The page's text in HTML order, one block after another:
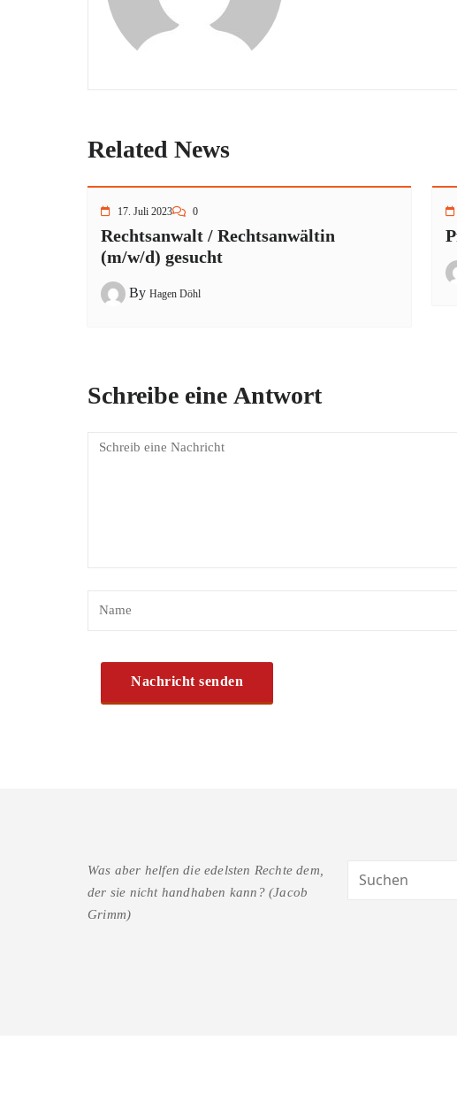
Related News
17. Juli 2023 0
Rechtsanwalt / Rechtsanwältin
(m/w/d) gesucht
By Hagen Döhl
Schreibe eine Antwort
Was aber helfen die edelsten Rechte dem,
der sie nicht handhaben kann? (Jacob
Grimm)